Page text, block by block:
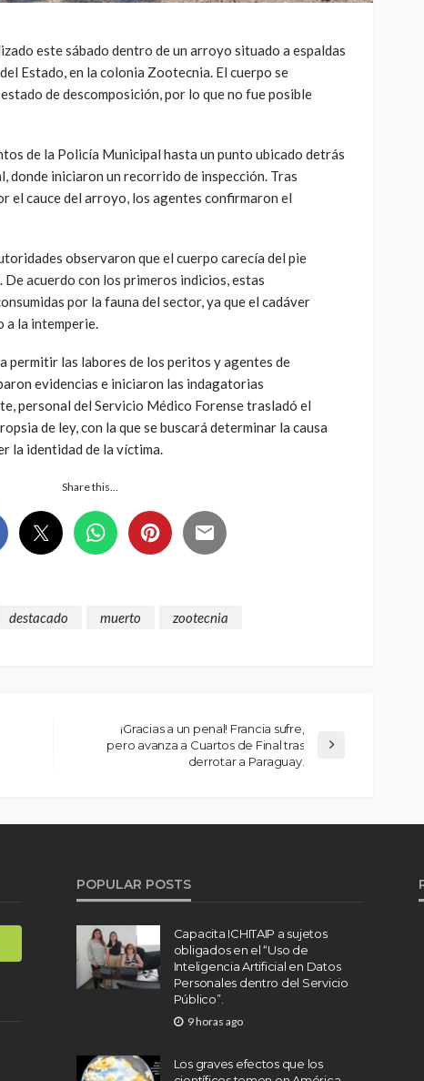
este sábado dentro de un arroyo situado a espaldas
Estado, en la colonia Zootecnia. El cuerpo se
de descomposición, por lo que no fue posible
de la Policía Municipal hasta un punto ubicado detrás
donde iniciaron un recorrido de inspección. Tras
el cauce del arroyo, los agentes confirmaron el
observaron que el cuerpo carecía del pie
De acuerdo con los primeros indicios, estas
por la fauna del sector, ya que el cadáver
a la intemperie.
permitir las labores de los peritos y agentes de
evidencias e iniciaron las indagatorias
personal del Servicio Médico Forense trasladó el
de ley, con la que se buscará determinar la causa
la identidad de la víctima.
Share this…
destacado muerto zootecnia
¡Gracias a un penal! Francia sufre,
pero avanza a Cuartos de Final tras
derrotar a Paraguay.
POPULAR POSTS
Capacita ICHITAIP a sujetos
obligados en el “Uso de
Inteligencia Artificial en Datos
Personales dentro del Servicio
Público”.
9 horas ago
Los graves efectos que los